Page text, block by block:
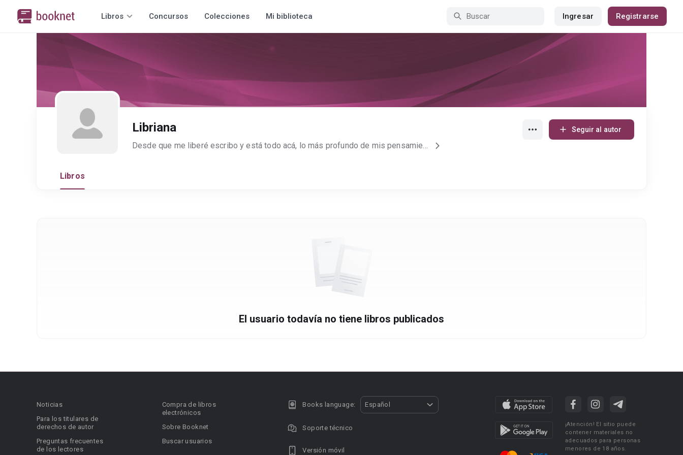
Libros Concursos Colecciones Mi biblioteca Ingresar Registrarse
Libriana
Desde que me liberé escribo y está todo acá, lo más profundo de mis pensamientos
Seguir al autor
Libros
El usuario todavía no tiene libros publicados
Noticias
Para los titulares de
derechos de autor
Preguntas frecuentes
de los lectores
Compra de libros
electrónicos
Sobre Booknet
Buscar usuarios
Books language: Español
Soporte técnico
Versión móvil
¡Atención! El sitio puede
contener materiales no
adecuados para personas
menores de 18 años.